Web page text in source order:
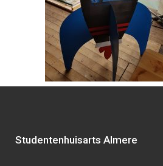
Studentenhuisarts Almere